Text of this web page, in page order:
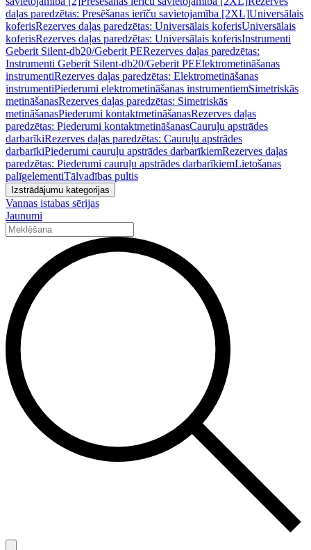
daļas paredzētas: Presēšanas ierīču savietojamība [2XL]Universālais
koferisRezerves daļas paredzētas: Universālais koferisUniversālais
koferisRezerves daļas paredzētas: Universālais koferisInstrumenti
Geberit Silent-db20/Geberit PERezerves daļas paredzētas:
Instrumenti Geberit Silent-db20/Geberit PEElektrometināšanas
instrumentiRezerves daļas paredzētas: Elektrometināšanas
instrumentiPiederumi elektrometināšanas instrumentiemSimetriskās
metināšanasRezerves daļas paredzētas: Simetriskās
metināšanasPiederumi kontaktmetināšanasRezerves daļas
paredzētas: Piederumi kontaktmetināšanasCauruļu apstrādes
darbarīkiRezerves daļas paredzētas: Cauruļu apstrādes
darbarīkiPiederumi cauruļu apstrādes darbarīkiemRezerves daļas
paredzētas: Piederumi cauruļu apstrādes darbarīkiemLietošanas
palīgelementiTālvadības pultis
Izstrādājumu kategorijas
Vannas istabas sērijas
Jaunumi